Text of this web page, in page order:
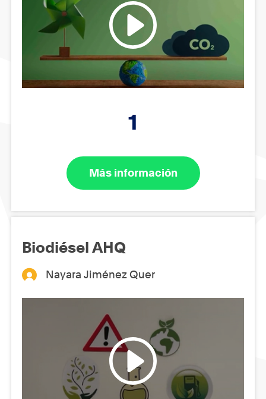
1
Más información
Biodiésel AHQ
Nayara Jiménez Quer